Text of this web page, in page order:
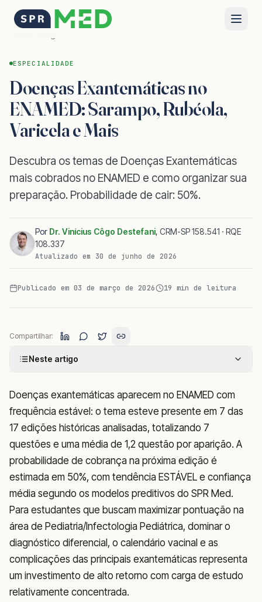
ESPECIALIDADE
Doenças Exantemáticas no
ENAMED: Sarampo, Rubéola,
Varicela e Mais
Descubra os temas de Doenças Exantemáticas
mais cobrados no ENAMED e como organizar sua
preparação. Probabilidade de cair: 50%.
Por Dr. Vinícius Côgo Destefani, CRM-SP 158.541 · RQE
108.337
Atualizado em 30 de junho de 2026
Publicado em 03 de março de 2026 19 min de leitura
Compartilhar:
Neste artigo
Doenças exantemáticas aparecem no ENAMED com
frequência estável: o tema esteve presente em 7 das
17 edições históricas analisadas, totalizando 7
questões e uma média de 1,2 questão por aparição. A
probabilidade de cobrança na próxima edição é
estimada em 50%, com tendência ESTÁVEL e confiança
média segundo os modelos preditivos do SPR Med.
Para estudantes que buscam maximizar pontuação na
área de Pediatria/Infectologia Pediátrica, dominar o
diagnóstico diferencial, o calendário vacinal e as
complicações das principais exantemáticas representa
um investimento de alto retorno com carga de estudo
relativamente concentrada.